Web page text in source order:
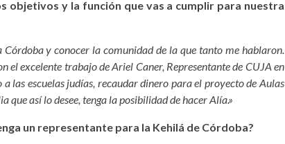
objetivos y la función que vas a cumplir para nuestra
y conocer la comunidad de la que tanto me hablaron.
el excelente trabajo de Ariel Caner, Representante de CUJA en
las escuelas judías, recaudar dinero para el proyecto de Aulas
que así lo desee, tenga la posibilidad de hacer Alía.»
un representante para la Kehilá de Córdoba?